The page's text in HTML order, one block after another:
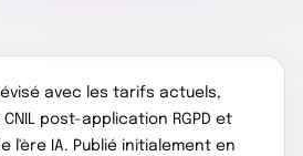
avec les tarifs actuels,
post-application RGPD et
l'ère IA. Publié initialement en